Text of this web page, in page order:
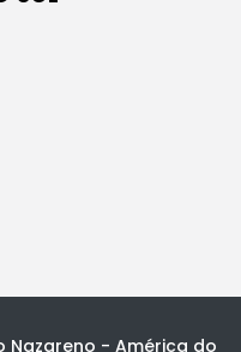
Nazareno - América do